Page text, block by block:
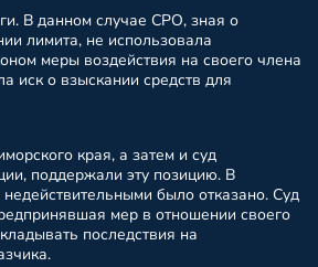
В данном случае СРО, зная о
лимита, не использовала
меры воздействия на своего члена
иск о взыскании средств для
края, а затем и суд
поддержали эту позицию. В
было отказано. Суд
мер в отношении своего
последствия на